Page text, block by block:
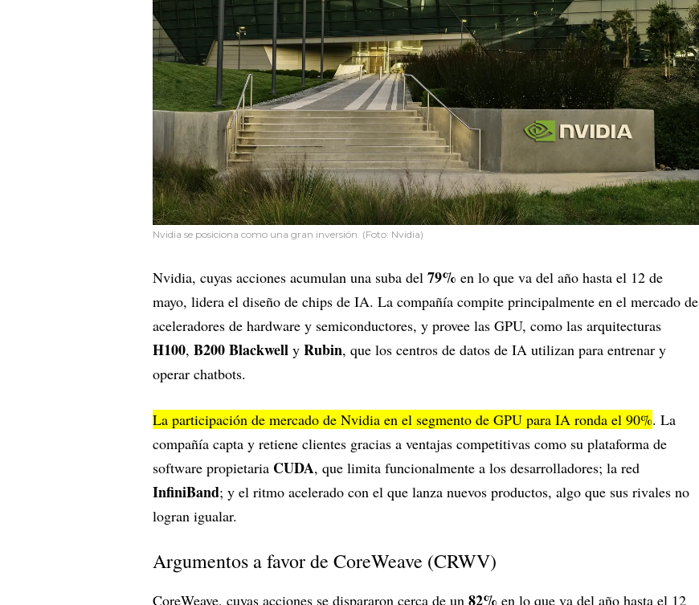
Nvidia se posiciona como una gran inversión. (Foto: Nvidia)
Nvidia, cuyas acciones acumulan una suba del 79% en lo que va del año hasta el 12 de
mayo, lidera el diseño de chips de IA. La compañía compite principalmente en el mercado de
aceleradores de hardware y semiconductores, y provee las GPU, como las arquitecturas
H100, B200 Blackwell y Rubin, que los centros de datos de IA utilizan para entrenar y
operar chatbots.
La participación de mercado de Nvidia en el segmento de GPU para IA ronda el 90%. La
compañía capta y retiene clientes gracias a ventajas competitivas como su plataforma de
software propietaria CUDA, que limita funcionalmente a los desarrolladores; la red
InfiniBand; y el ritmo acelerado con el que lanza nuevos productos, algo que sus rivales no
logran igualar.
Argumentos a favor de CoreWeave (CRWV)
CoreWeave, cuyas acciones se dispararon cerca de un 82% en lo que va del año hasta el 12